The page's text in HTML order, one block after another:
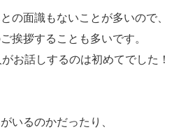
の面識もないことが多いので、
挨拶することも多いです。
お話しするのは初めてでした！
いるのかだったり、